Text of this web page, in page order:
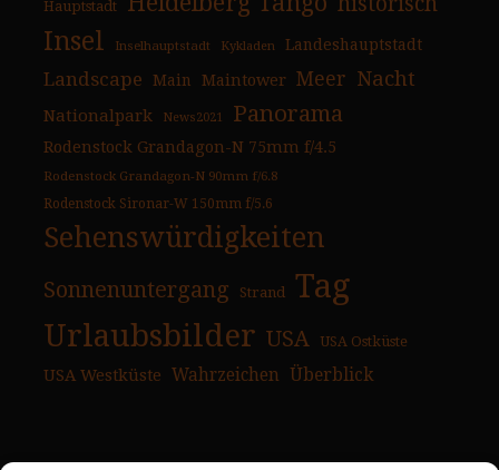
Hauptstadt
Insel Inselhauptstadt Kykladen Landeshauptstadt
Landscape Main Maintower Meer Nacht
Nationalpark News2021 Panorama
Rodenstock Grandagon-N 75mm f/4.5
Rodenstock Grandagon-N 90mm f/6.8
Rodenstock Sironar-W 150mm f/5.6
Sehenswürdigkeiten
Sonnenuntergang Strand Tag
Urlaubsbilder USA USA Ostküste
USA Westküste Wahrzeichen Überblick